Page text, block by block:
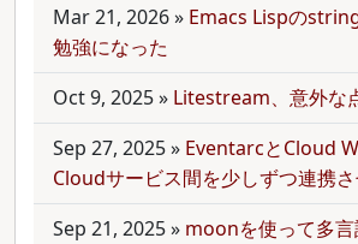
Mar 21, 2026» Emacs Lispの
勉強になった
Oct 9, 2025» Litestream、意外な
Sep 27, 2025» EventarcとCloud
Cloudサービス間を少しずつ連携
Sep 21, 2025» moonを使って多